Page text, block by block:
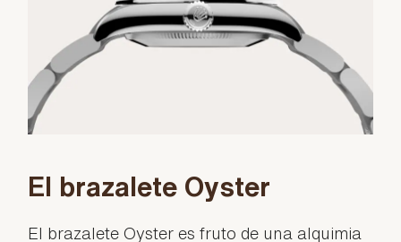
El brazalete Oyster
El brazalete Oyster es fruto de una alquimia